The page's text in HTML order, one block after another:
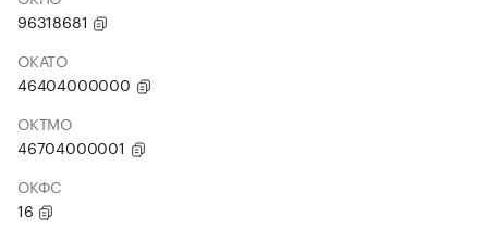
96318681
ОКАТО
46404000000
ОКТМО
46704000001
ОКФС
16